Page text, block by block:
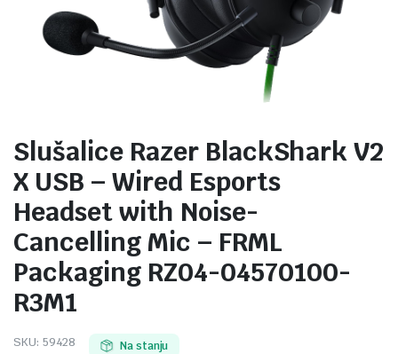
Slušalice Razer BlackShark V2
X USB – Wired Esports
Headset with Noise-
Cancelling Mic – FRML
Packaging RZ04-04570100-
R3M1
SKU: 59428 Na stanju